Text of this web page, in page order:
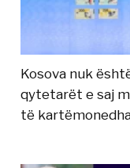
Kosova nuk
qytetarët e saj
të